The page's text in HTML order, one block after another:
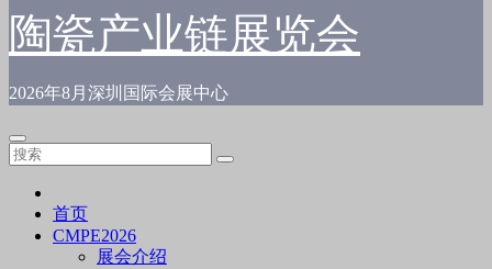
陶瓷产业链展览会
2026年8月深圳国际会展中心
首页
CMPE2026
展会介绍